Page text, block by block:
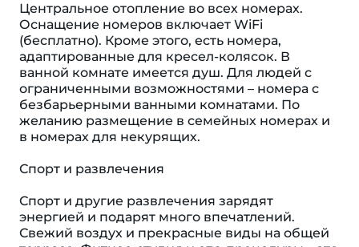
Центральное отопление во всех номерах.
Оснащение номеров включает WiFi
(бесплатно). Кроме этого, есть номера,
адаптированные для кресел-колясок. В
ванной комнате имеется душ. Для людей с
ограниченными возможностями – номера с
безбарьерными ванными комнатами. По
желанию размещение в семейных номерах и
в номерах для некурящих.
Спорт и развлечения
Спорт и другие развлечения зарядят
энергией и подарят много впечатлений.
Свежий воздух и прекрасные виды на общей